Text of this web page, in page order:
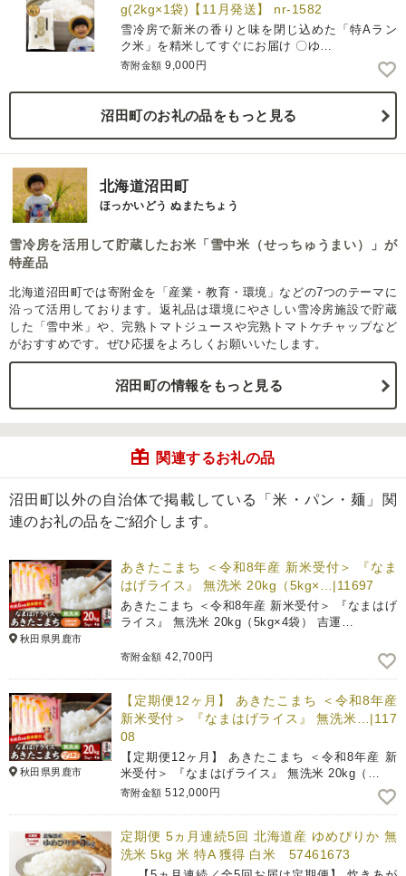
g(2kg×1袋)【11月発送】 nr-1582
雪冷房で新米の香りと味を閉じ込めた「特Aラン
ク米」を精米してすぐにお届け 〇ゆ…
寄附金額 9,000円
沼田町のお礼の品をもっと見る
北海道沼田町
ほっかいどう ぬまたちょう
雪冷房を活用して貯蔵したお米「雪中米（せっちゅうまい）」が
特産品
北海道沼田町では寄附金を「産業・教育・環境」などの7つのテーマに
沿って活用しております。返礼品は環境にやさしい雪冷房施設で貯蔵
した「雪中米」や、完熟トマトジュースや完熟トマトケチャップなど
がおすすめです。ぜひ応援をよろしくお願いいたします。
沼田町の情報をもっと見る
関連するお礼の品
沼田町以外の自治体で掲載している「米・パン・麺」関
連のお礼の品をご紹介します。
秋田県男鹿市
あきたこまち ＜令和8年産 新米受付＞ 『なま
はげライス』 無洗米 20kg（5kg×…|11697
あきたこまち ＜令和8年産 新米受付＞ 『なまはげ
ライス』 無洗米 20kg（5kg×4袋） 吉運…
寄附金額 42,700円
秋田県男鹿市
【定期便12ヶ月】 あきたこまち ＜令和8年産
新米受付＞ 『なまはげライス』 無洗米…|117
08
【定期便12ヶ月】 あきたこまち ＜令和8年産 新
米受付＞ 『なまはげライス』 無洗米 20kg（…
寄附金額 512,000円
定期便 5ヵ月連続5回 北海道産 ゆめぴりか 無
洗米 5kg 米 特A 獲得 白米 57461673